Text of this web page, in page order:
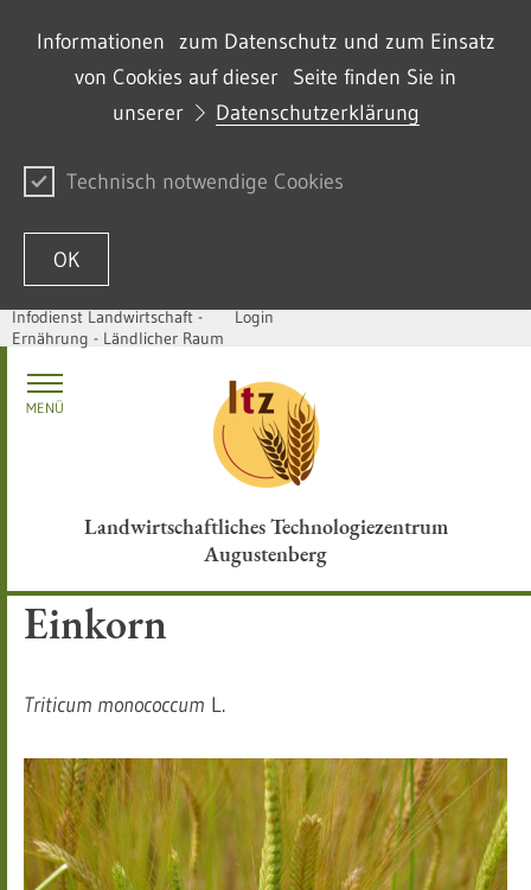
Informationen zum Datenschutz und zum Einsatz
von Cookies auf dieser Seite finden Sie in
unserer
Datenschutzerklärung
Technisch notwendige Cookies
OK
Passer au contenu
Infodienst Landwirtschaft -
Ernährung - Ländlicher Raum
Login
Landwirtschaftliches Technologiezentrum
Augustenberg
MENÜ
Einkorn
Triticum monococcum L.